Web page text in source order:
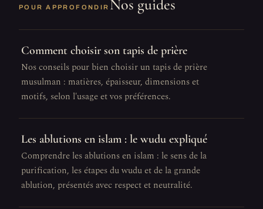
POUR APPROFONDIR Nos guides
Comment choisir son tapis de prière
Nos conseils pour bien choisir un tapis de prière
musulman : matières, épaisseur, dimensions et
motifs, selon l'usage et vos préférences.
Les ablutions en islam : le wudu expliqué
Comprendre les ablutions en islam : le sens de la
purification, les étapes du wudu et de la grande
ablution, présentés avec respect et neutralité.